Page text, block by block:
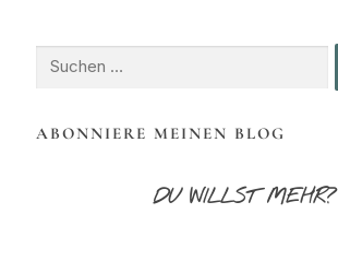
nach:
ABONNIERE MEINEN BLOG
DU WILLST MEHR?